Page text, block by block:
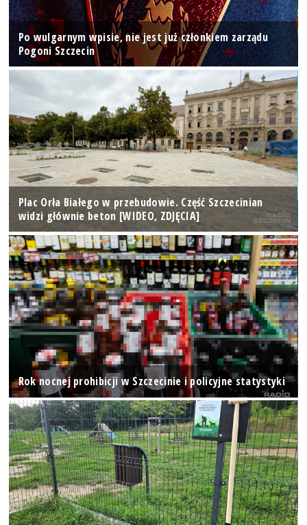
Po wulgarnym wpisie, nie jest już członkiem zarządu
Pogoni Szczecin
Plac Orła Białego w przebudowie. Część Szczecinian
widzi głównie beton [WIDEO, ZDJĘCIA]
Rok nocnej prohibicji w Szczecinie i policyjne statystyki